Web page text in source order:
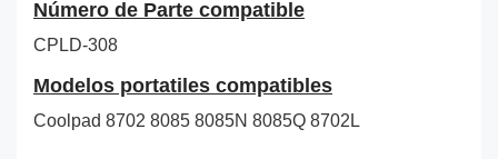
Número de Parte compatible
CPLD-308
Modelos portatiles compatibles
Coolpad 8702 8085 8085N 8085Q 8702L